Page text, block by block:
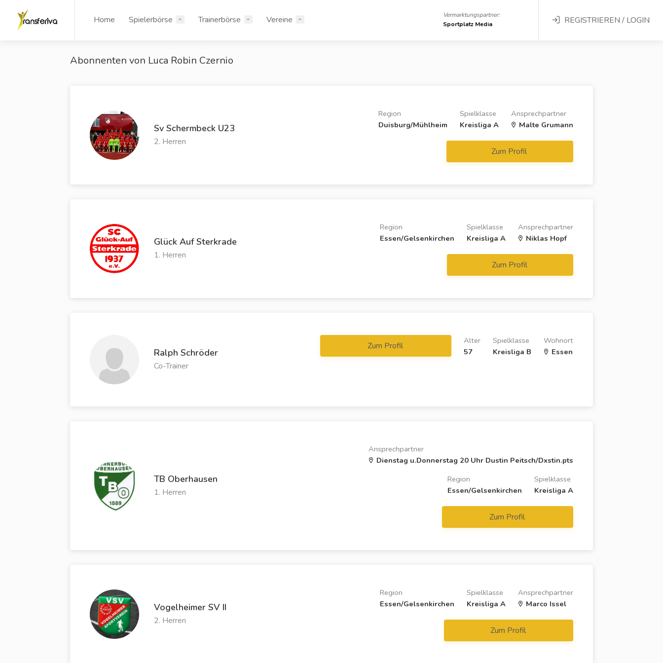
Home Spielerbörse Trainerbörse Vereine
Vermarktungspartner:
Sportplatz Media
REGISTRIEREN / LOGIN
Abonnenten von Luca Robin Czernio
Sv Schermbeck U23
2. Herren
Ansprechpartner
Malte Grumann
Spielklasse
Kreisliga A
Region
Duisburg/Mühlheim
Zum Profil
Glück Auf Sterkrade
1. Herren
Ansprechpartner
Niklas Hopf
Spielklasse
Kreisliga A
Region
Essen/Gelsenkirchen
Zum Profil
Ralph Schröder
Co-Trainer
Wohnort
Essen
Spielklasse
Kreisliga B
Alter
57
Zum Profil
TB Oberhausen
1. Herren
Ansprechpartner
Dienstag u.Donnerstag 20 Uhr Dustin Peitsch/Dxstin.pts
Spielklasse
Kreisliga A
Region
Essen/Gelsenkirchen
Zum Profil
Vogelheimer SV II
2. Herren
Ansprechpartner
Marco Issel
Spielklasse
Kreisliga A
Region
Essen/Gelsenkirchen
Zum Profil